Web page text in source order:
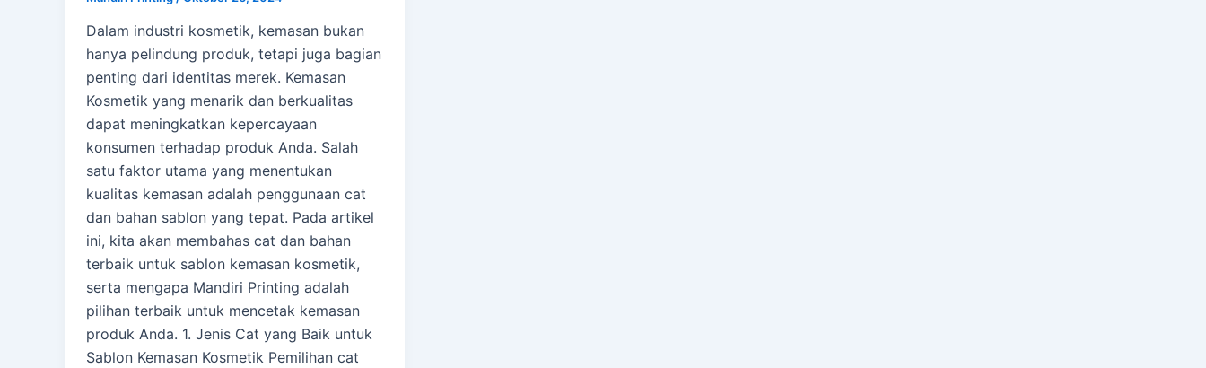
Dalam industri kosmetik, kemasan bukan
hanya pelindung produk, tetapi juga bagian
penting dari identitas merek. Kemasan
Kosmetik yang menarik dan berkualitas
dapat meningkatkan kepercayaan
konsumen terhadap produk Anda. Salah
satu faktor utama yang menentukan
kualitas kemasan adalah penggunaan cat
dan bahan sablon yang tepat. Pada artikel
ini, kita akan membahas cat dan bahan
terbaik untuk sablon kemasan kosmetik,
serta mengapa Mandiri Printing adalah
pilihan terbaik untuk mencetak kemasan
produk Anda. 1. Jenis Cat yang Baik untuk
Sablon Kemasan Kosmetik Pemilihan cat